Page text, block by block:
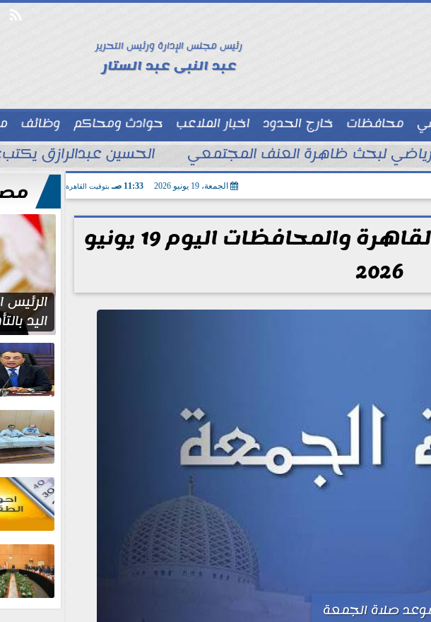

رئيس مجلس الإدارة ورئيس التحرير
عبد النبى عبد الستار
محافظات خارج الحدود اخبار الملاعب حوادث ومحاكم وظائف
توك شو
الحسين عبدالرازق
الجمعة، 19 يونيو 2026 11:33 صـ بتوقيت القاهرة
موعد صلاة الجمعة في القاهرة والمحافظات اليوم 19 يونيو
2026
صلاة الجمعة
اليد
نصف
ليلا.. و...